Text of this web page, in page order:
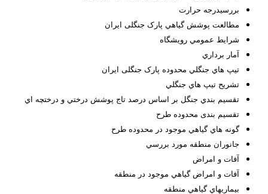
بررسيدرجه حرارت
مطالعت پوشش گياهي پارک جنگلی ایران
شرايط عمومي رويشگاه
آمار برداري
تيپ هاي جنگلي محدوده پارک جنگلی ایران
تشريح تيپ هاي جنگلي
تقسيم بندي جنگل بر اساس درصد تاج پوشش درختي و درختچه اي
تقسیم بندی محدوده طرح
گونه هاي گياهي موجود در محدوده طرح
جانوران منطقه مورد بررسي
آفات و امراض
آفات و امراض گياهي موجود در منطقه
بيماريهاي گياهي منطقه